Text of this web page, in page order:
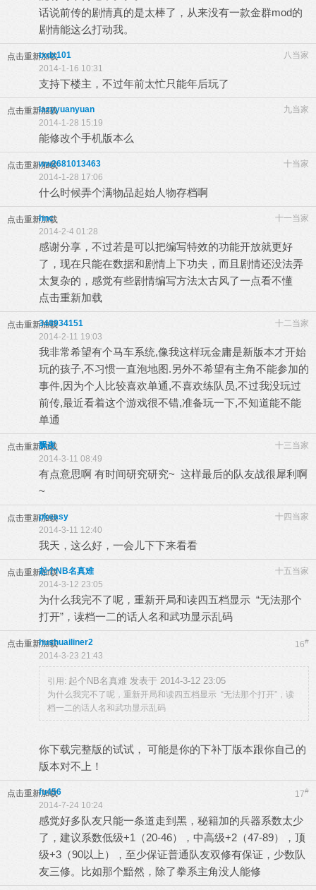
话说前传的剧情真的是太棒了，从来没有一款金群mod的
剧情能这么打动我。
点击重新加载 八当家
txdx101
2014-1-16 10:31
支持下楼主，不过年前太忙只能年后玩了
点击重新加载 九当家
lazyyuanyuan
2014-1-28 15:19
能修改个手机版本么
点击重新加载 十当家
ww2681013463
2014-1-28 17:06
什么时候弄个满物品起始人物存档啊
点击重新加载 十一当家
hnc
2014-2-4 01:28
感谢分享，不过若是可以把编写特效的功能开放就更好
了，现在只能在数据和剧情上下功夫，而且剧情还没法弄
太复杂的，感觉有些剧情编写方法太古风了一点看不懂
点击重新加载
点击重新加载 十二当家
348934151
2014-2-11 19:03
我非常希望有个马车系统,像我这样玩金庸是新版本才开始
玩的孩子,不习惯一直泡地图.另外不希望有主角不能参加的
事件,因为个人比较喜欢单通,不喜欢练队员,不过我没玩过
前传,最近看着这个游戏很不错,准备玩一下,不知道能不能
单通
点击重新加载 十三当家
飘夜
2014-3-11 08:49
有点意思啊 有时间研究研究~ 这样最后的队友战很犀利啊
~
点击重新加载 十四当家
pkeasy
2014-3-11 12:40
我天，这么好，一会儿下下来看看
点击重新加载 十五当家
起个NB名真难
2014-3-12 23:05
为什么我完不了呢，重新开局和读四五档显示 “无法那个
打开”，读档一二的话人名和武功显示乱码
点击重新加载 16#
hushuailiner2
2014-3-23 21:43
引用: 起个NB名真难 发表于 2014-3-12 23:05
为什么我完不了呢，重新开局和读四五档显示 “无法那个打开”，读
档一二的话人名和武功显示乱码
你下载完整版的试试， 可能是你的下补丁版本跟你自己的
版本对不上！
点击重新加载 17#
fu456
2014-7-24 10:24
感觉好多队友只能一条道走到黑，秘籍加的兵器系数太少
了，建议系数低级+1（20-46），中高级+2（47-89），顶
级+3（90以上），至少保证普通队友双修有保证，少数队
友三修。比如那个黯然，除了拳系主角没人能修